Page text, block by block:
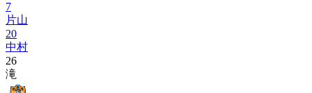
7
片山
20
中村
26
滝